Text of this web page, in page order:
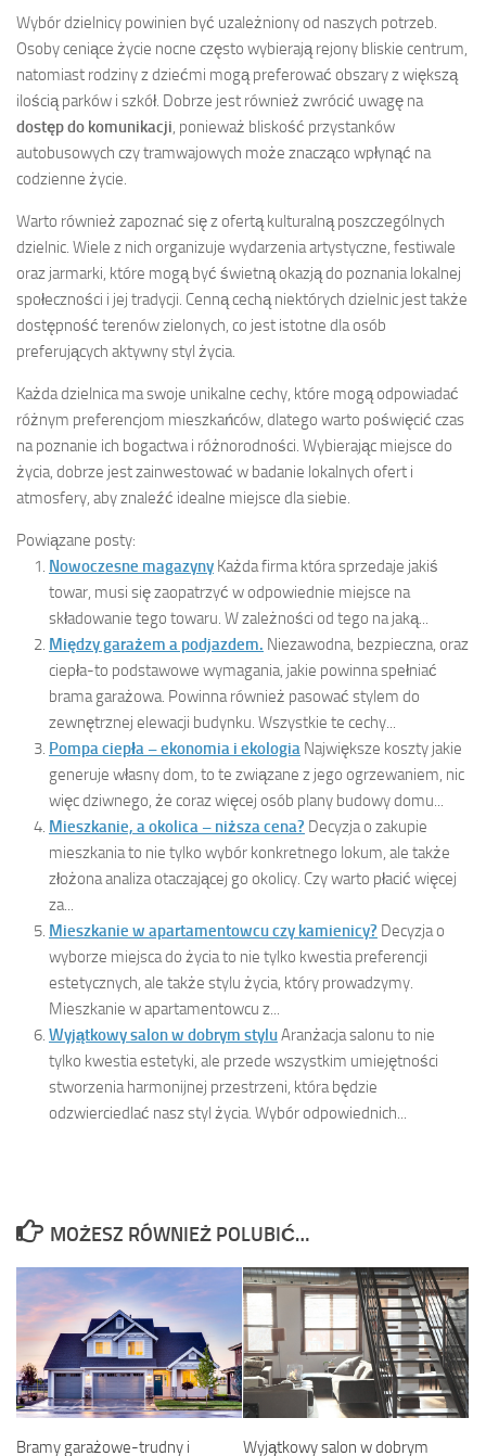
Wybór dzielnicy powinien być uzależniony od naszych potrzeb.
Osoby ceniące życie nocne często wybierają rejony bliskie centrum,
natomiast rodziny z dziećmi mogą preferować obszary z większą
ilością parków i szkół. Dobrze jest również zwrócić uwagę na
dostęp do komunikacji, ponieważ bliskość przystanków
autobusowych czy tramwajowych może znacząco wpłynąć na
codzienne życie.
Warto również zapoznać się z ofertą kulturalną poszczególnych
dzielnic. Wiele z nich organizuje wydarzenia artystyczne, festiwale
oraz jarmarki, które mogą być świetną okazją do poznania lokalnej
społeczności i jej tradycji. Cenną cechą niektórych dzielnic jest także
dostępność terenów zielonych, co jest istotne dla osób
preferujących aktywny styl życia.
Każda dzielnica ma swoje unikalne cechy, które mogą odpowiadać
różnym preferencjom mieszkańców, dlatego warto poświęcić czas
na poznanie ich bogactwa i różnorodności. Wybierając miejsce do
życia, dobrze jest zainwestować w badanie lokalnych ofert i
atmosfery, aby znaleźć idealne miejsce dla siebie.
Powiązane posty:
Nowoczesne magazyny Każda firma która sprzedaje jakiś
towar, musi się zaopatrzyć w odpowiednie miejsce na
składowanie tego towaru. W zależności od tego na jaką...
Między garażem a podjazdem. Niezawodna, bezpieczna, oraz
ciepła-to podstawowe wymagania, jakie powinna spełniać
brama garażowa. Powinna również pasować stylem do
zewnętrznej elewacji budynku. Wszystkie te cechy...
Pompa ciepła – ekonomia i ekologia Największe koszty jakie
generuje własny dom, to te związane z jego ogrzewaniem, nic
więc dziwnego, że coraz więcej osób plany budowy domu...
Mieszkanie, a okolica – niższa cena? Decyzja o zakupie
mieszkania to nie tylko wybór konkretnego lokum, ale także
złożona analiza otaczającej go okolicy. Czy warto płacić więcej
za...
Mieszkanie w apartamentowcu czy kamienicy? Decyzja o
wyborze miejsca do życia to nie tylko kwestia preferencji
estetycznych, ale także stylu życia, który prowadzymy.
Mieszkanie w apartamentowcu z...
Wyjątkowy salon w dobrym styluAranżacja salonu to nie
tylko kwestia estetyki, ale przede wszystkim umiejętności
stworzenia harmonijnej przestrzeni, która będzie
odzwierciedlać nasz styl życia. Wybór odpowiednich...
MOŻESZ RÓWNIEŻ POLUBIĆ…
Bramy garażowe-trudny i Wyjątkowy salon w dobrym